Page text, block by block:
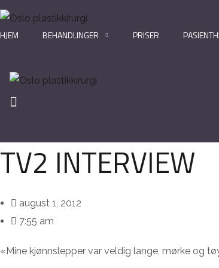
HJEM BEHANDLINGER PRISER
TV2 INTERVIEW
august 1, 2012
7:55 am
«Mine kjønnslepper var veldig lange, mørke og